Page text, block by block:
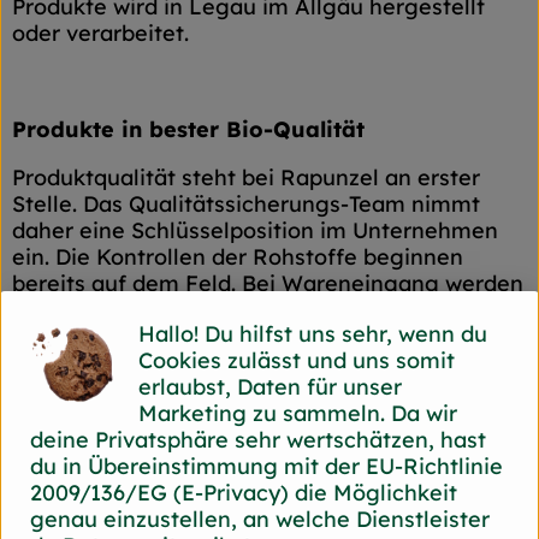
Produkte wird in Legau im Allgäu hergestellt
oder verarbeitet.
Produkte in bester Bio-Qualität
Produktqualität steht bei Rapunzel an erster
Stelle. Das Qualitätssicherungs-Team nimmt
daher eine Schlüsselposition im Unternehmen
ein. Die Kontrollen der Rohstoffe beginnen
bereits auf dem Feld. Bei Wareneingang werden
werden sie durch anerkannte externe Labors
unabhängig analysiert.
Wie schon zu Beginn liegen Rapunzel auch
heute die persönlichen Kontakte zu den
Lieferanten und langfristige Partnerschaften
besonders am Herzen. Besuche vor Ort,
Beratung durch eigene Agrar-Ingenieure und
Hallo! Du hilfst uns sehr, wenn du
Cookies zulässt und uns somit
erlaubst, Daten für unser
Marketing zu sammeln. Da wir
deine Privatsphäre sehr wertschätzen, hast
du in Übereinstimmung mit der EU-Richtlinie
2009/136/EG (E-Privacy) die Möglichkeit
genau einzustellen, an welche Dienstleister